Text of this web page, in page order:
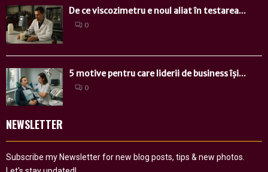
De ce viscozimetru e noul aliat în testarea...
0
5 motive pentru care liderii de business își...
0
NEWSLETTER
Subscribe my Newsletter for new blog posts, tips & new photos.